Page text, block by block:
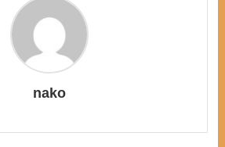
nako